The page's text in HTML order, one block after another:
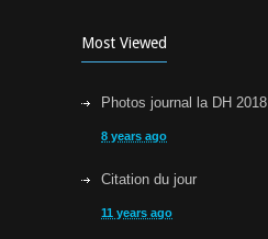
Most Viewed
Photos journal la DH 2018
8 years ago
Citation du jour
11 years ago